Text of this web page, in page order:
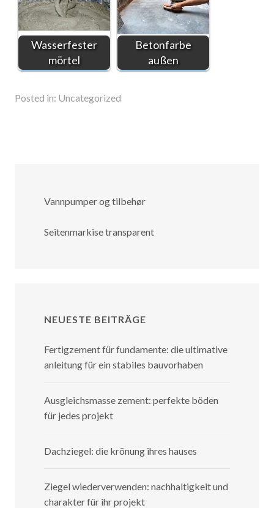
Wasserfester
mörtel
Betonfarbe
außen
Posted in: Uncategorized
Vannpumper og tilbehør
Seitenmarkise transparent
NEUESTE BEITRÄGE
Fertigzement für fundamente: die ultimative
anleitung für ein stabiles bauvorhaben
Ausgleichsmasse zement: perfekte böden
für jedes projekt
Dachziegel: die krönung ihres hauses
Ziegel wiederverwenden: nachhaltigkeit und
charakter für ihr projekt